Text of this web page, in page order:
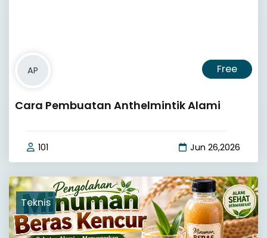
AP Free
Cara Pembuatan Anthelmintik Alami
101 Jun 26,2026
Teknis